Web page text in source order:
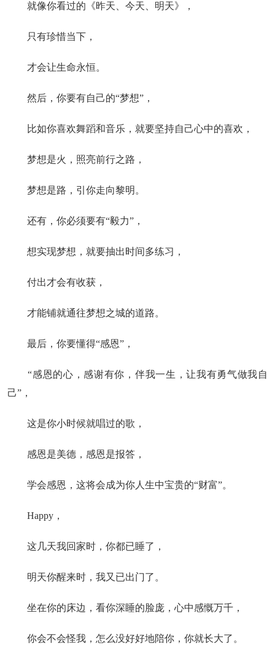
就像你看过的《昨天、今天、明天》，
只有珍惜当下，
才会让生命永恒。
然后，你要有自己的“梦想”，
比如你喜欢舞蹈和音乐，就要坚持自己心中的喜欢，
梦想是火，照亮前行之路，
梦想是路，引你走向黎明。
还有，你必须要有“毅力”，
想实现梦想，就要抽出时间多练习，
付出才会有收获，
才能铺就通往梦想之城的道路。
最后，你要懂得“感恩”，
“感恩的心，感谢有你，伴我一生，让我有勇气做我自
己”，
这是你小时候就唱过的歌，
感恩是美德，感恩是报答，
学会感恩，这将会成为你人生中宝贵的“财富”。
Happy，
这几天我回家时，你都已睡了，
明天你醒来时，我又已出门了。
坐在你的床边，看你深睡的脸庞，心中感慨万千，
你会不会怪我，怎么没好好地陪你，你就长大了。